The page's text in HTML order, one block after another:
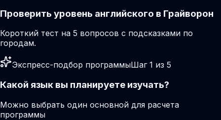
Проверить уровень английского в Грайворон
Короткий тест на 5 вопросов с подсказками по
городам.
Экспресс-подбор программыШаг 1 из 5
Какой язык вы планируете изучать?
Можно выбрать один основной для расчета
программы